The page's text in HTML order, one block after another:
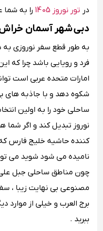
در تور نوروز 1405 را به شما
دبی شهر آسمان
به طور قطع سفر نوروزی
فرد و رویایی باشد چرا که
امارات متحده عربی است
شکوه دهد و با جاذبه های
ساحلی خود را به اولین
نوروز تبدیل کند و اگر شما
کننده حاشیه خلیج فارس
نامیده می شود شوید می
چون مناطق ساحلی جبل علی
مصنوعی بی نهایت زیبا ،
برج العرب و خیلی از موارد
ببرید .